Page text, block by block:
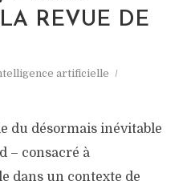
REVUE DE
artificielle
du désormais inévitable
– consacré à
dans un contexte de